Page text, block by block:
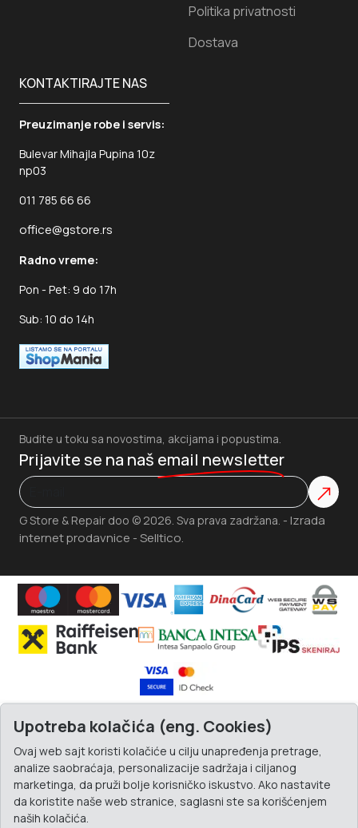
Politika privatnosti
Dostava
KONTAKTIRAJTE NAS
Preuzimanje robe i servis:
Bulevar Mihajla Pupina 10z
np03
011 785 66 66
office@gstore.rs
Radno vreme:
Pon - Pet: 9 do 17h
Sub: 10 do 14h
G Store & Repair doo © 2026. Sva prava zadržana. - Izrada
internet prodavnice - Selltico.
Budite u toku sa novostima, akcijama i popustima.
Prijavite se na naš email newsletter
Upotreba kolačića (eng. Cookies)
Ovaj web sajt koristi kolačiće u cilju unapređenja pretrage,
analize saobraćaja, personalizacije sadržaja i ciljanog
marketinga, da pruži bolje korisničko iskustvo. Ako nastavite
da koristite naše web stranice, saglasni ste sa korišćenjem
naših kolačića.